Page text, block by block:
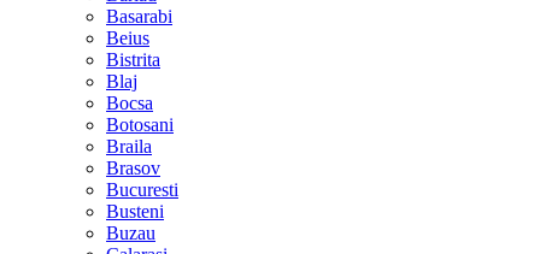
Basarabi
Beius
Bistrita
Blaj
Bocsa
Botosani
Braila
Brasov
Bucuresti
Busteni
Buzau